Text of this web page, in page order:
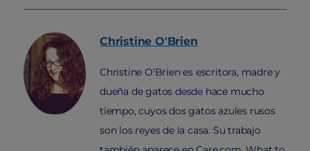
Christine O'Brien
Christine O'Brien es escritora, madre y
dueña de gatos desde hace mucho
tiempo, cuyos dos gatos azules rusos
son los reyes de la casa. Su trabajo